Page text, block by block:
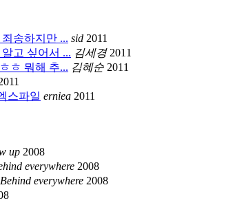
송하지만 ... sid 2011
고 싶어서 ... 김세경 2011
ㅎ 뭐해 추... 김혜순 2011
스파일 erniea 2011
up 2008
everywhere 2008
everywhere 2008